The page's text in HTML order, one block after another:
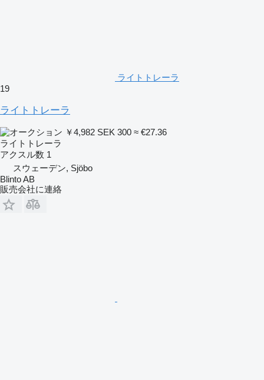
ライトトレーラ
19
ライトトレーラ
￥4,982 SEK 300 ≈ €27.36
ライトトレーラ
アクスル数 1
スウェーデン, Sjöbo
Blinto AB
販売会社に連絡